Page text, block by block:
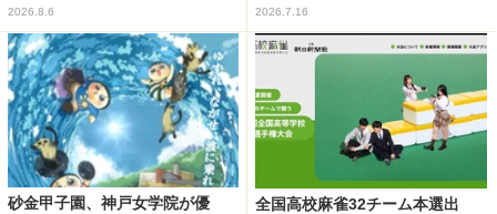
2026.8.6 2026.7.16
砂金甲子園、神戸女学院が優
全国高校麻雀32チーム本選出